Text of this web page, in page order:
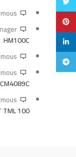
HM100C
CM4089C طاولة
TML 100
تليجرام